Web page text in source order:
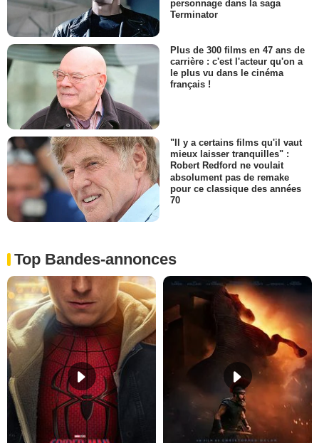
personnage dans la saga
Terminator
Plus de 300 films en 47 ans de
carrière : c'est l'acteur qu'on a
le plus vu dans le cinéma
français !
"Il y a certains films qu'il vaut
mieux laisser tranquilles" :
Robert Redford ne voulait
absolument pas de remake
pour ce classique des années
70
Top Bandes-annonces